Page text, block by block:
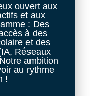
ouvert aux
et aux
: Des
à des
et des
Réseaux
ambition
au rythme
!